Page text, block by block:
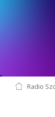
Radio